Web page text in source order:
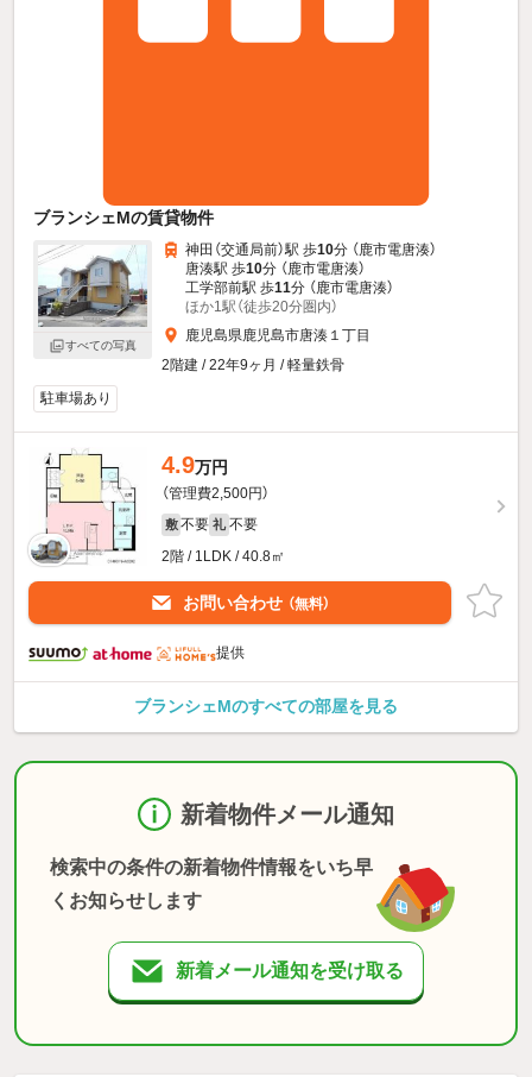
ブランシェMの賃貸物件
すべての写真
神田（交通局前）駅 歩10分 （鹿市電唐湊）
唐湊駅 歩10分 （鹿市電唐湊）
工学部前駅 歩11分 （鹿市電唐湊）
ほか1駅（徒歩20分圏内）
鹿児島県鹿児島市唐湊１丁目
2階建 / 22年9ヶ月 / 軽量鉄骨
駐車場あり
4.9万円
（管理費2,500円）
敷 不要 礼 不要
2階 / 1LDK / 40.8㎡
お問い合わせ （無料）
提供
ブランシェMのすべての部屋を見る
新着物件メール通知
検索中の条件の新着物件情報をいち早
くお知らせします
新着メール通知を受け取る